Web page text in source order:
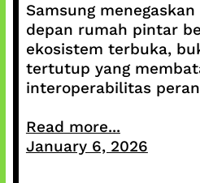
Samsung
depan rumah pintar
ekosistem terbuka,
tertutup yang
interoperabilitas
Read more...
January 6, 2026